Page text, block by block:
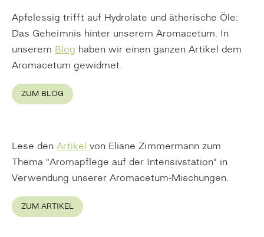
Apfelessig trifft auf Hydrolate und ätherische Öle:
Das Geheimnis hinter unserem Aromacetum. In
unserem Blog haben wir einen ganzen Artikel dem
Aromacetum gewidmet.
ZUM BLOG
Lese den Artikel von Eliane Zimmermann zum
Thema "Aromapflege auf der Intensivstation" in
Verwendung unserer Aromacetum-Mischungen.
ZUM ARTIKEL